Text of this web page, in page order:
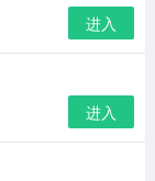
进入
进入